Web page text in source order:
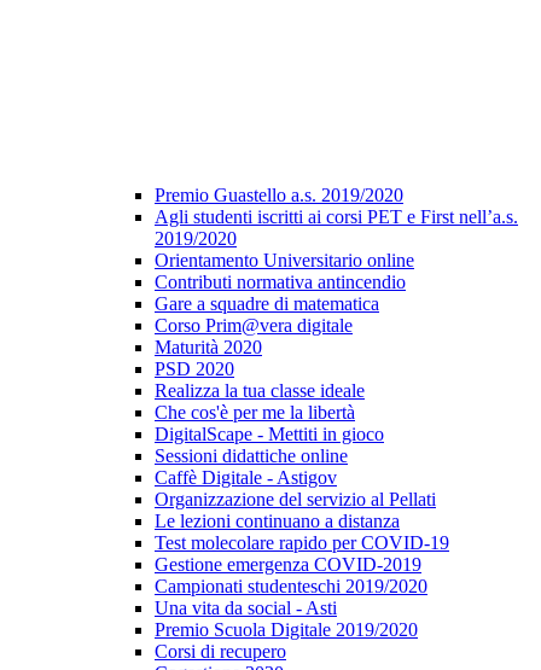
Premio Guastello a.s. 2019/2020
Agli studenti iscritti ai corsi PET e First nell’a.s.
2019/2020
Orientamento Universitario online
Contributi normativa antincendio
Gare a squadre di matematica
Corso Prim@vera digitale
Maturità 2020
PSD 2020
Realizza la tua classe ideale
Che cos'è per me la libertà
DigitalScape - Mettiti in gioco
Sessioni didattiche online
Caffè Digitale - Astigov
Organizzazione del servizio al Pellati
Le lezioni continuano a distanza
Test molecolare rapido per COVID-19
Gestione emergenza COVID-2019
Campionati studenteschi 2019/2020
Una vita da social - Asti
Premio Scuola Digitale 2019/2020
Corsi di recupero